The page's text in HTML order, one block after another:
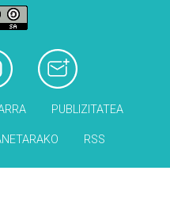
PUBLIZITATEA
RSS